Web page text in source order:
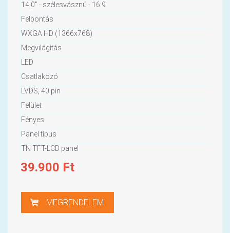
14,0" - szélesvásznú - 16:9
Felbontás
WXGA HD (1366x768)
Megvilágítás
LED
Csatlakozó
LVDS, 40 pin
Felület
Fényes
Panel típus
TN TFT-LCD panel
39.900 Ft
MEGRENDELEM